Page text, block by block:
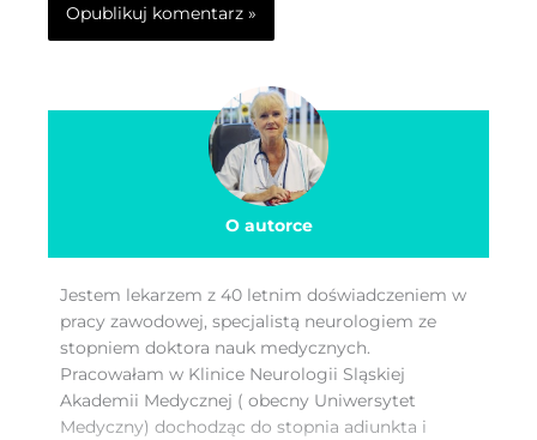
O autorce
Jestem lekarzem z 40 letnim doświadczeniem w
pracy zawodowej, specjalistą neurologiem ze
stopniem doktora nauk medycznych.
Pracowałam w Klinice Neurologii Sląskiej
Akademii Medycznej ( obecny Uniwersytet
Medyczny) dochodząc do stopnia adiunkta i